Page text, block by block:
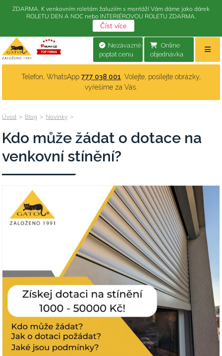
Online
objednávka
Nezávazně
poptat cenu
Telefon, WhatsApp 777 038 001 . Volejte, posílejte obrázky,
vyřešíme za Vás.
Úvod > Blog > Novinky >
Kdo může žádat o dotace na
venkovní stínění?
ZDARMA. K venkovním roletám žaluziím s montáží Vám dáme jako dárek
ROLETU DEN A NOC nebo INTERIÉROVOU ROLETU ZDARMA.
Číst více